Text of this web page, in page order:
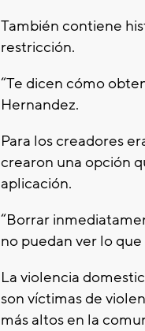
También contiene
restricción.
“Te dicen cómo
Hernandez.
Para los creadores
crearon una opción
aplicación.
“Borrar
no puedan ver lo
La violencia
son víctimas de
más altos en la